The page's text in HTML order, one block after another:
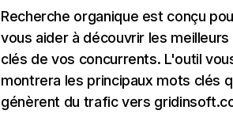
Recherche organique est conçu
vous aider à découvrir les
clés de vos concurrents. L'outil
montrera les principaux mots clés
génèrent du trafic vers